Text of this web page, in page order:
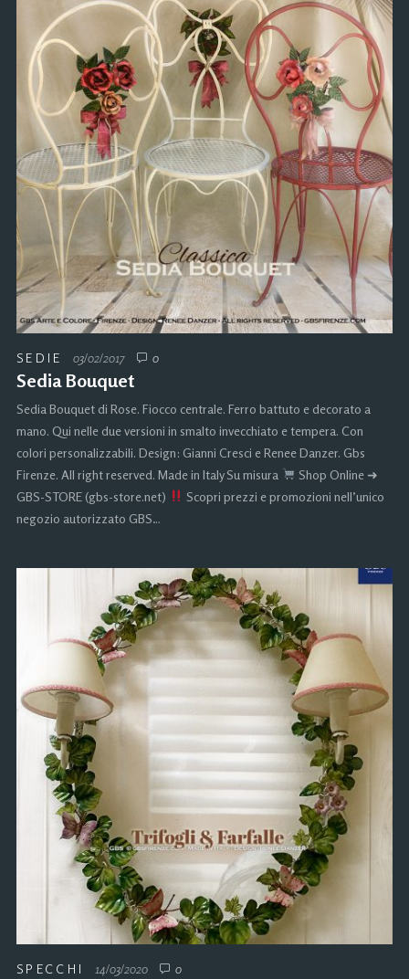
SEDIE 03/02/2017 0
Sedia Bouquet
Sedia Bouquet di Rose. Fiocco centrale. Ferro battuto e decorato a
mano. Qui nelle due versioni in smalto invecchiato e tempera. Con
colori personalizzabili. Design: Gianni Cresci e Renee Danzer. Gbs
Firenze. All right reserved. Made in Italy Su misura
Shop Online ➜
GBS-STORE (gbs-store.net)
Scopri prezzi e promozioni nell’unico
negozio autorizzato GBS…
SPECCHI 14/03/2020 0